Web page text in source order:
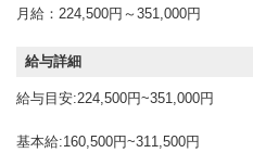
月給：224,500円～351,000円
給与詳細
給与目安:224,500円~351,000円
基本給:160,500円~311,500円